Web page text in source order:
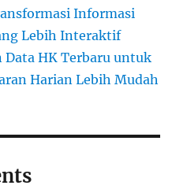
Informasi
Lebih Interaktif
Data HK Terbaru untuk
Harian Lebih Mudah